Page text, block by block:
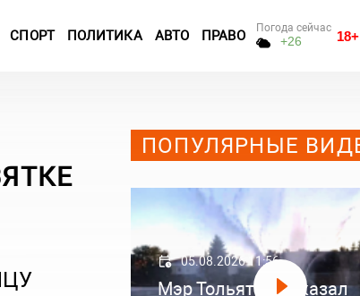
СПОРТ ПОЛИТИКА АВТО ПРАВО Погода сейчас
+26 18+
ПОПУЛЯРНЫЕ
05.08.2026 11:56
Мэр Тольятти показал